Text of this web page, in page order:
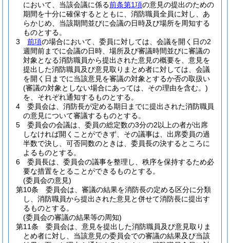
において、当該会議に係る前条第1項の意見の提出のための
期間を十分に確保するとともに、消防職員全員に対し、あ
らかじめ、当該期間並びに会議の日時及び場所を周知する
ものとする。
3
前項の場合において、委員に対しては、会議を開く日の2
週間前までに会議の日時、場所及び審議時間並びに審議の
対象となる消防職員から提出された意見の概要を、意見を
提出した消防職員及び意見取りまとめ者に対しては、会議
を開く日までに当該意見を審議の対象とするか否の取扱い
(審議の対象としない場合にあっては、その理由を含む。)
を、それぞれ通知するものとする。
4
委員会は、消防長が定める期日までに提出された消防職員
の意見について審議するものとする。
5
委員会の会議は、委員の総定数の3分の2以上の者が出席
しなければ開くことができず、その議事は、出席委員の過
半数で決し、可否同数のときは、委員長の決するところに
よるものとする。
6
委員長は、委員会の議事を整理し、秩序を保持するため必
要な措置をとることができるものとする。
(委員会の意見)
第10条
委員会は、審議の結果を消防長の定める区分に分類
し、消防職員から提出された意見と併せて消防長に提出す
るものとする。
(委員会の審議の結果等の周知)
第11条
委員会は、意見を提出した消防職員及び意見取りま
とめ者に対し、当該意見の委員会での審議の結果及び当該